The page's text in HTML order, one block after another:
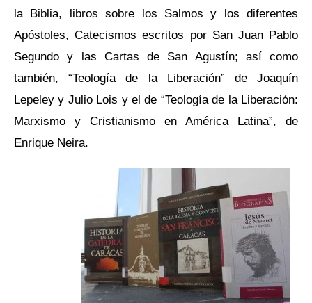
la Biblia, libros sobre los Salmos y los diferentes
Apóstoles, Catecismos escritos por San Juan Pablo
Segundo y las Cartas de San Agustín; así como
también, “Teología de la Liberación” de Joaquín
Lepeley y Julio Lois y el de “Teología de la Liberación:
Marxismo y Cristianismo en América Latina”, de
Enrique Neira.